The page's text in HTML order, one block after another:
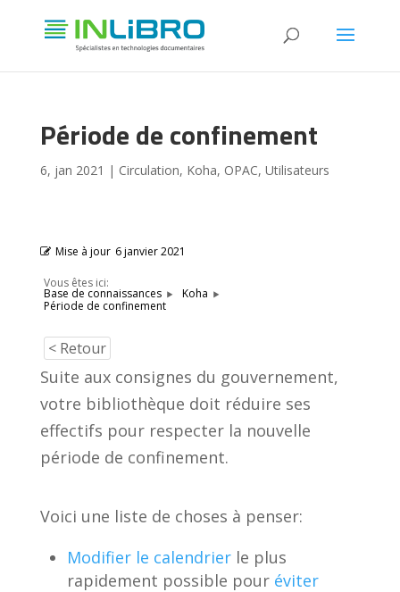
Période de confinement
6, jan 2021 | Circulation, Koha, OPAC, Utilisateurs
Mise à jour 6 janvier 2021
Vous êtes ici:
Base de connaissances
Koha
Période de confinement
< Retour
Suite aux consignes du gouvernement,
votre bibliothèque doit réduire ses
effectifs pour respecter la nouvelle
période de confinement.
Voici une liste de choses à penser:
Modifier le calendrierle plus
rapidement possible pour éviter